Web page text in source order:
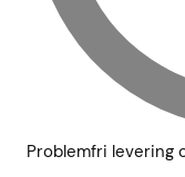
Problemfri levering